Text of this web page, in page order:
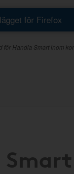
för Firefox
Handla Smart inom
Smart